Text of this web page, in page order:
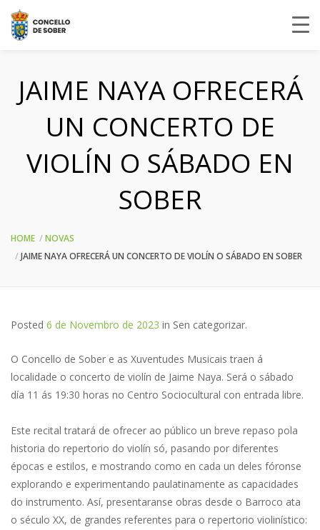
JAIME NAYA OFRECERÁ
UN CONCERTO DE
VIOLÍN O SÁBADO EN
SOBER
HOME
NOVAS
JAIME NAYA OFRECERÁ UN CONCERTO DE VIOLÍN O SÁBADO EN SOBER
Posted 6 de Novembro de 2023 in Sen categorizar.
O Concello de Sober e as Xuventudes Musicais traen á
localidade o concerto de violín de Jaime Naya. Será o sábado
día 11 ás 19:30 horas no Centro Sociocultural con entrada libre.
Este recital tratará de ofrecer ao público un breve repaso pola
historia do repertorio do violín só, pasando por diferentes
épocas e estilos, e mostrando como en cada un deles fóronse
explorando e experimentando paulatinamente as capacidades
do instrumento. Así, presentaranse obras desde o Barroco ata
o século XX, de grandes referentes para o repertorio violinístico: